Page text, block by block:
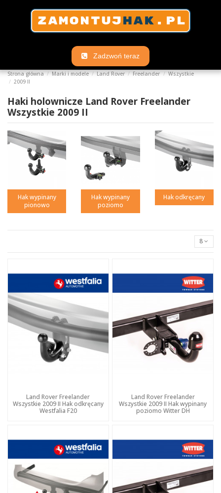
Zadzwoń teraz
Strona główna Marki i modele Land Rover Freelander
Wszystkie
2009 II
Haki holownicze Land Rover Freelander
Wszystkie 2009 II
Hak wypinany
pionowo
Hak wypinany
poziomo
Hak odkręcany
8
Land Rover Freelander
Wszystkie 2009 II Hak odkręcany
Westfalia F20
Land Rover Freelander
Wszystkie 2009 II Hak wypinany
poziomo Witter DH